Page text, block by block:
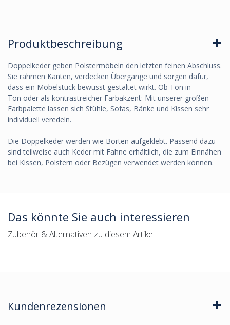
Produktbeschreibung
Doppelkeder geben Polstermöbeln den letzten feinen Abschluss.
Sie rahmen Kanten, verdecken Übergänge und sorgen dafür,
dass ein Möbelstück bewusst gestaltet wirkt. Ob Ton in
Ton oder als kontrastreicher Farbakzent: Mit unserer großen
Farbpalette lassen sich Stühle, Sofas, Bänke und Kissen sehr
individuell veredeln.
Die Doppelkeder werden wie Borten aufgeklebt. Passend dazu
sind teilweise auch Keder mit Fahne erhältlich, die zum Einnähen
bei Kissen, Polstern oder Bezügen verwendet werden können.
Das könnte Sie auch interessieren
Zubehör & Alternativen zu diesem Artikel
Kundenrezensionen